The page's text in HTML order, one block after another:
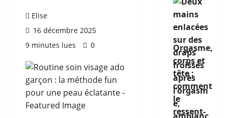
Elise
16 décembre 2025
9 minutes lues
0
Orgasme,
corps et
tête :
comment
le
ressent-